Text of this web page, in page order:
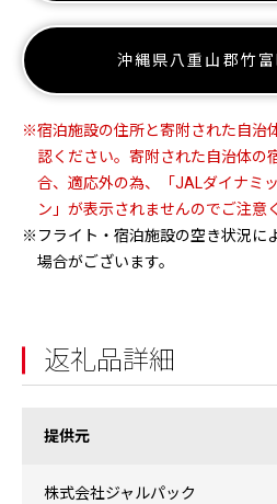
沖縄県八重山郡竹富
※宿泊施設の住所と寄附された自治
認ください。寄附された自治体の
合、適応外の為、「JALダイナミ
ン」が表示されませんのでご注意
※フライト・宿泊施設の空き状況に
場合がございます。
返礼品詳細
提供元
株式会社ジャルパック